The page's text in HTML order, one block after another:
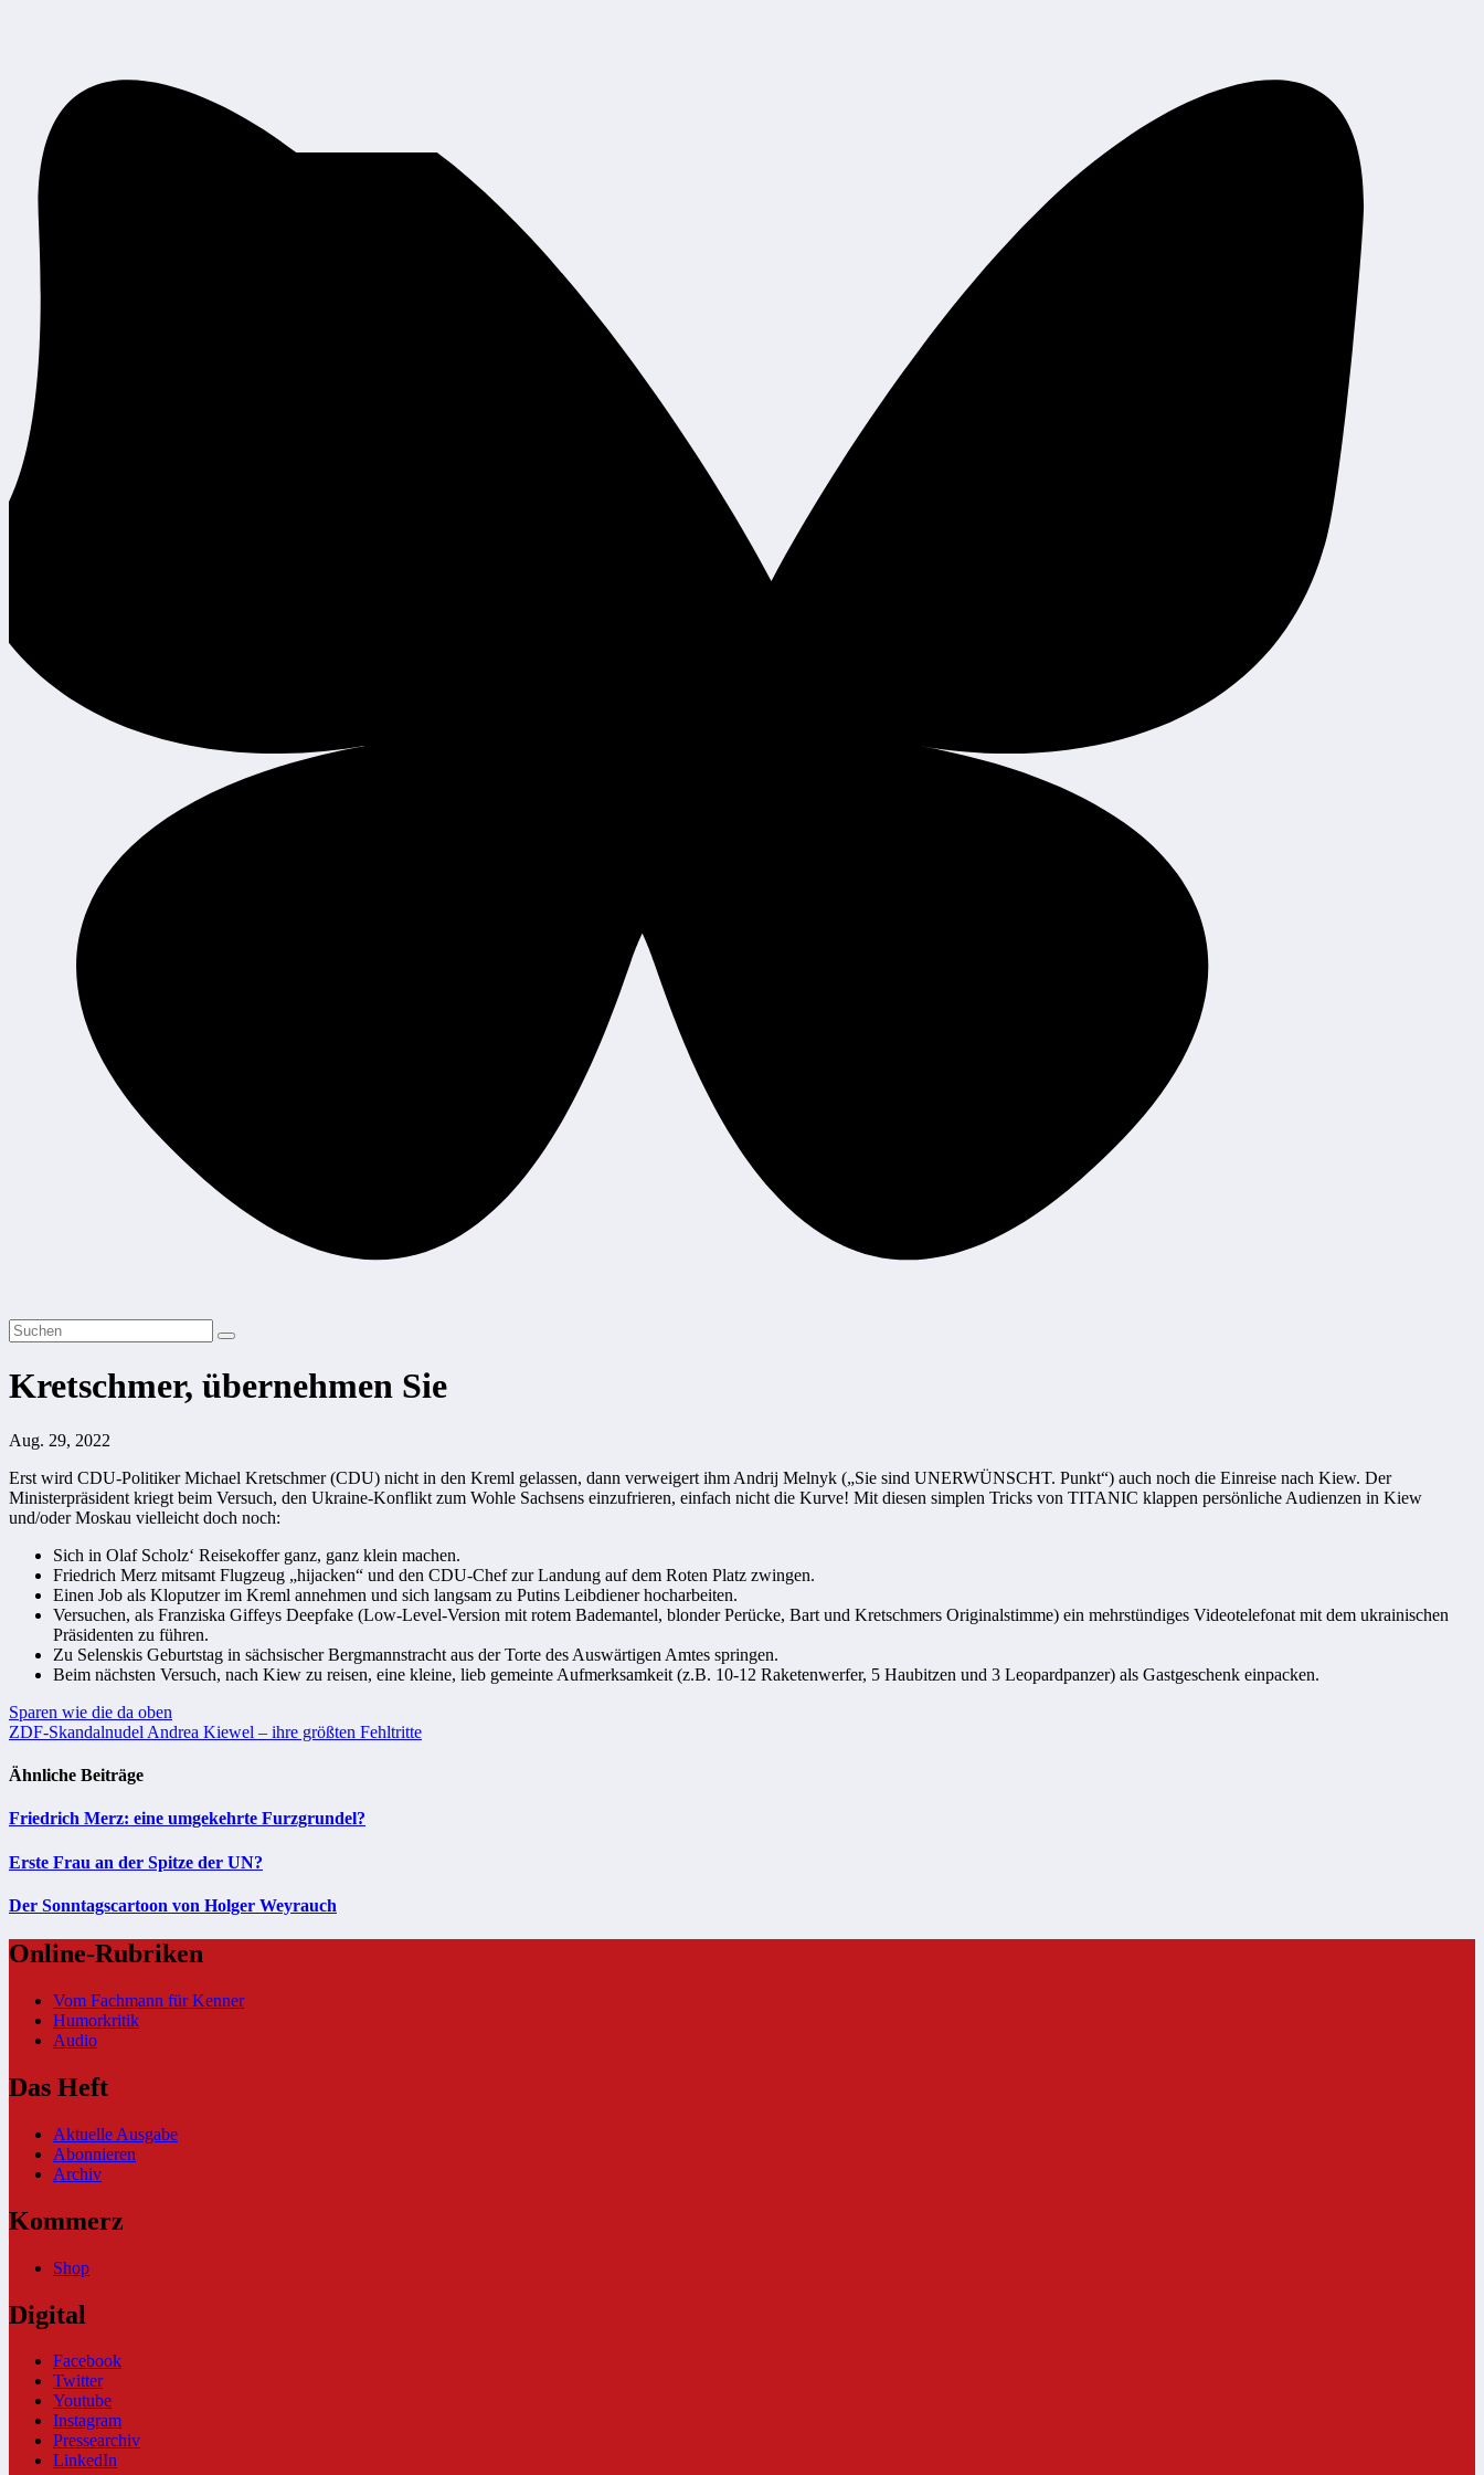
Kretschmer, übernehmen Sie
Aug. 29, 2022
Erst wird CDU-Politiker Michael Kretschmer (CDU) nicht in den Kreml gelassen, dann verweigert ihm Andrij Melnyk („Sie sind UNERWÜNSCHT. Punkt“) auch noch die Einreise nach Kiew. Der
Ministerpräsident kriegt beim Versuch, den Ukraine-Konflikt zum Wohle Sachsens einzufrieren, einfach nicht die Kurve! Mit diesen simplen Tricks von TITANIC klappen persönliche Audienzen in Kiew
und/oder Moskau vielleicht doch noch:
Sich in Olaf Scholz‘ Reisekoffer ganz, ganz klein machen.
Friedrich Merz mitsamt Flugzeug „hijacken“ und den CDU-Chef zur Landung auf dem Roten Platz zwingen.
Einen Job als Kloputzer im Kreml annehmen und sich langsam zu Putins Leibdiener hocharbeiten.
Versuchen, als Franziska Giffeys Deepfake (Low-Level-Version mit rotem Bademantel, blonder Perücke, Bart und Kretschmers Originalstimme) ein mehrstündiges Videotelefonat mit dem ukrainischen
Präsidenten zu führen.
Zu Selenskis Geburtstag in sächsischer Bergmannstracht aus der Torte des Auswärtigen Amtes springen.
Beim nächsten Versuch, nach Kiew zu reisen, eine kleine, lieb gemeinte Aufmerksamkeit (z.B. 10-12 Raketenwerfer, 5 Haubitzen und 3 Leopardpanzer) als Gastgeschenk einpacken.
Beitragsnavigation
Sparen wie die da oben
ZDF-Skandalnudel Andrea Kiewel – ihre größten Fehltritte
Ähnliche Beiträge
Friedrich Merz: eine umgekehrte Furzgrundel?
Erste Frau an der Spitze der UN?
Der Sonntagscartoon von Holger Weyrauch
Online-Rubriken
Vom Fachmann für Kenner
Humorkritik
Audio
Das Heft
Aktuelle Ausgabe
Abonnieren
Archiv
Kommerz
Shop
Digital
Facebook
Twitter
Youtube
Instagram
Pressearchiv
LinkedIn